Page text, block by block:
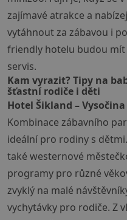
zajímavé atrakce a
vytáhnout za zábavou i
friendly hotelu budou
servis.
Kam vyrazit? Tipy na
šťastní rodiče i děti
Hotel Šikland – Vysočina
Kombinace zábavního
ideální pro rodiny s
také westernové
programy pro různé
zvyklý na malé
vychytávky pro rodiče. Z